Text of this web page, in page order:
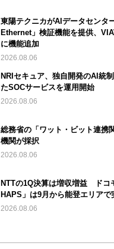
東陽テクニカがAIデータセンタ
Ethernet」検証機能を提供、
に機能追加
2026.08.06
NRIセキュア、独自開発のAI統
たSOCサービスを運用開始
2026.08.06
総務省の「ワット・ビット連携
機関が採択
2026.08.06
NTTの1Q決算は増収増益 ドコ
HAPS」は9月から能登エリアで
2026.08.06